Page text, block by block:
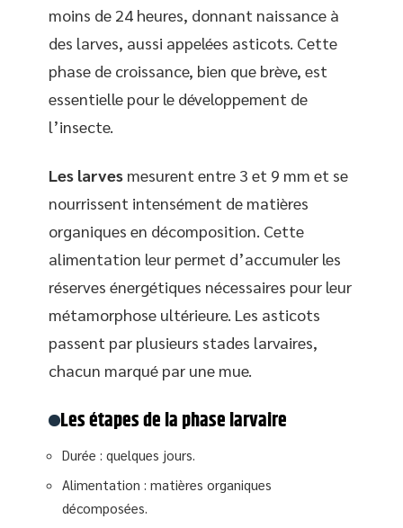
moins de 24 heures, donnant naissance à
des larves, aussi appelées asticots. Cette
phase de croissance, bien que brève, est
essentielle pour le développement de
l’insecte.
Les larves mesurent entre 3 et 9 mm et se
nourrissent intensément de matières
organiques en décomposition. Cette
alimentation leur permet d’accumuler les
réserves énergétiques nécessaires pour leur
métamorphose ultérieure. Les asticots
passent par plusieurs stades larvaires,
chacun marqué par une mue.
Les étapes de la phase larvaire
Durée : quelques jours.
Alimentation : matières organiques
décomposées.